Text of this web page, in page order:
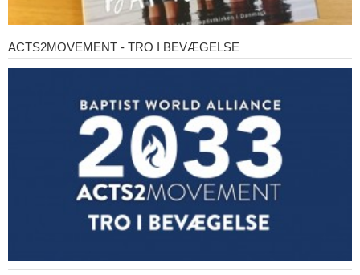
Acts2Movement
-
ACTS2MOVEMENT - TRO I BEVÆGELSE